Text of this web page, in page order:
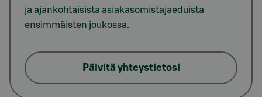
ja ajankohtaisista asiakasomistajaeduista
ensimmäisten joukossa.
Päivitä yhteystietosi